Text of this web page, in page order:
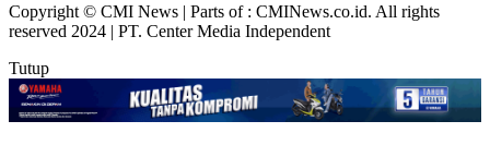
Copyright © CMI News | Parts of : CMINews.co.id. All rights
reserved 2024 | PT. Center Media Independent
Tutup